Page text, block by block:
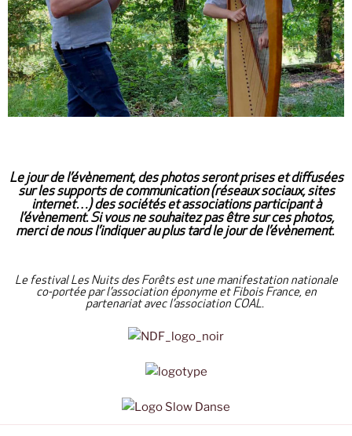
Le jour de l’évènement, des photos seront prises et diffusées
sur les supports de communication (réseaux sociaux, sites
internet…) des sociétés et associations participant à
l’évènement. Si vous ne souhaitez pas être sur ces photos,
merci de nous l’indiquer au plus tard le jour de l’évènement.
Le festival Les Nuits des Forêts est une manifestation nationale
co-portée par l’association éponyme et Fibois France, en
partenariat avec l’association COAL.